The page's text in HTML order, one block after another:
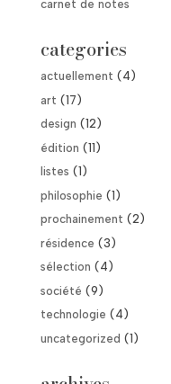
carnet de notes
categories
actuellement (4)
art (17)
design (12)
édition (11)
listes (1)
philosophie (1)
prochainement (2)
résidence (3)
sélection (4)
société (9)
technologie (4)
uncategorized (1)